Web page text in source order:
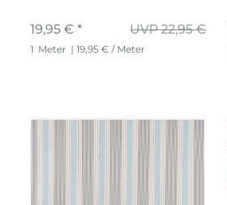
UVP 22,95 €
19,95 € *
1 Meter | 19,95 € / Meter